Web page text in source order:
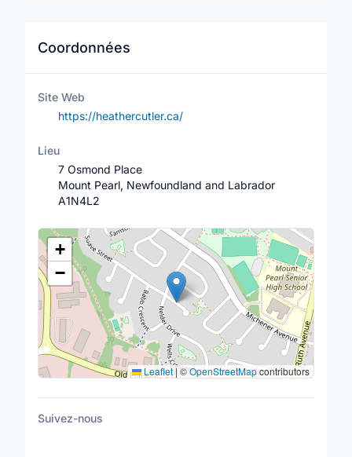
Coordonnées
Site Web
https://heathercutler.ca/
Lieu
7 Osmond Place
Mount Pearl, Newfoundland and Labrador
A1N4L2
Lieu
+
−
Leaflet|©OpenStreetMapcontributors
Suivez-nous